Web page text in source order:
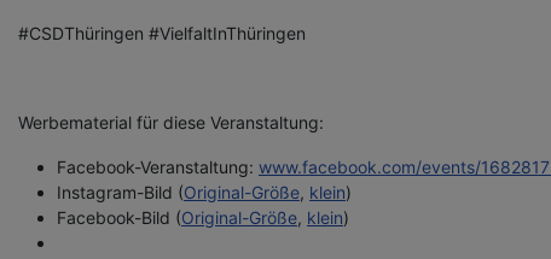
#CSDThüringen #VielfaltInThüringen
Werbematerial für diese Veranstaltung:
Facebook-Veranstaltung: www.facebook.com/events/
Instagram-Bild (Original-Größe, klein)
Facebook-Bild (Original-Größe, klein)